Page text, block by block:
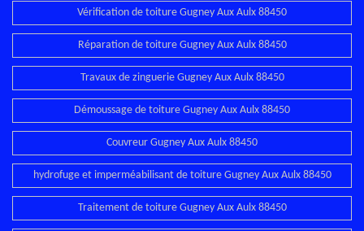
Vérification de toiture Gugney Aux Aulx 88450
Réparation de toiture Gugney Aux Aulx 88450
Travaux de zinguerie Gugney Aux Aulx 88450
Démoussage de toiture Gugney Aux Aulx 88450
Couvreur Gugney Aux Aulx 88450
hydrofuge et imperméabilisant de toiture Gugney Aux Aulx 88450
Traitement de toiture Gugney Aux Aulx 88450